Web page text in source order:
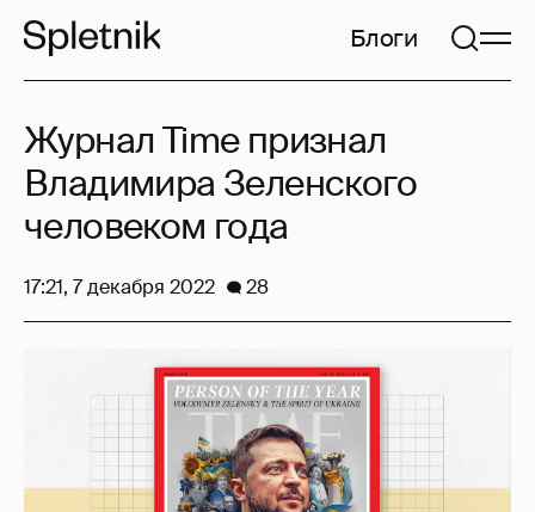
Блоги
Журнал Time признал
Владимира Зеленского
человеком года
17:21, 7 декабря 2022 28